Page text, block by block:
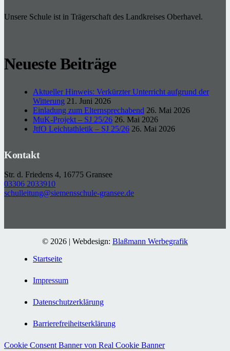
Unsere Schule ist in Trägerschaft des Landkreises Oberhavel.
Neueste Beiträge
Aktueller Hinweis: Verkürzter Unterricht aufgrund der
Witterung 21. Juni 2026
Einladung zum Elternsprechabend 26. Mai 2026
MuK-Projekt – SJ 25/26 26. Mai 2026
JtfO Leichtathletik – SJ 25/26 26. Mai 2026
Kontakt
Str. d. Friedens 4, 16775 Gransee
03306 2033910
schulleitung@siemensschule-gransee.de
© 2026 | Webdesign: Blaßmann Werbegrafik
Startseite
Impressum
Datenschutzerklärung
Barrierefreiheitserklärung
Cookie Consent Banner von Real Cookie Banner